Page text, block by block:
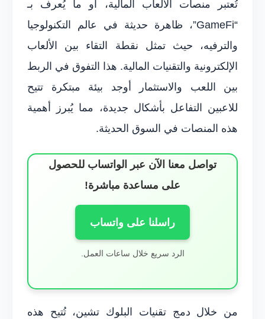
تُعتبر منصات الألعاب المالية، أو ما يُعرف بـ
“GameFi”، ظاهرة حديثة في عالم التكنولوجيا
والترفيه، حيث تمثل نقطة التقاء بين الألعاب
الإلكترونية والتقنيات المالية. هذا التفوق في الربط
بين اللعب والاستثمار أوجد بيئة مبتكرة تتيح
للاعبين التفاعل بأشكال جديدة، مما يُبرز أهمية
هذه المنصات في السوق الحديثة.
تواصل معنا الآن عبر الواتساب للحصول
على مساعدة مباشرة!
راسلنا على واتساب
الرد سريع خلال ساعات العمل.
من خلال دمج تقنيات البلوك تشين، تُتيح هذه